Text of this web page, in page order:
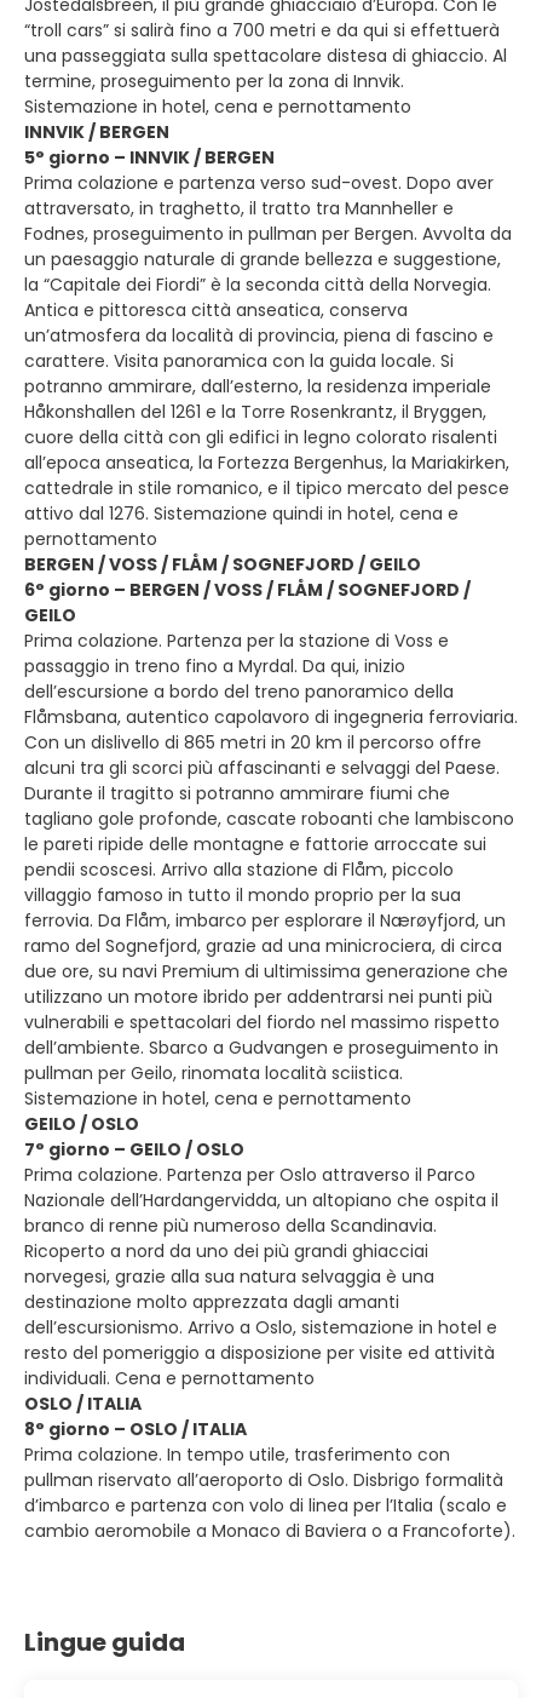
Jostedalsbreen, il più grande ghiacciaio d’Europa. Con le
“troll cars” si salirà fino a 700 metri e da qui si effettuerà
una passeggiata sulla spettacolare distesa di ghiaccio. Al
termine, proseguimento per la zona di Innvik.
Sistemazione in hotel, cena e pernottamento
INNVIK / BERGEN
5° giorno – INNVIK / BERGEN
Prima colazione e partenza verso sud-ovest. Dopo aver
attraversato, in traghetto, il tratto tra Mannheller e
Fodnes, proseguimento in pullman per Bergen. Avvolta da
un paesaggio naturale di grande bellezza e suggestione,
la “Capitale dei Fiordi” è la seconda città della Norvegia.
Antica e pittoresca città anseatica, conserva
un’atmosfera da località di provincia, piena di fascino e
carattere. Visita panoramica con la guida locale. Si
potranno ammirare, dall’esterno, la residenza imperiale
Håkonshallen del 1261 e la Torre Rosenkrantz, il Bryggen,
cuore della città con gli edifici in legno colorato risalenti
all’epoca anseatica, la Fortezza Bergenhus, la Mariakirken,
cattedrale in stile romanico, e il tipico mercato del pesce
attivo dal 1276. Sistemazione quindi in hotel, cena e
pernottamento
BERGEN / VOSS / FLÅM / SOGNEFJORD / GEILO
6° giorno – BERGEN / VOSS / FLÅM / SOGNEFJORD /
GEILO
Prima colazione. Partenza per la stazione di Voss e
passaggio in treno fino a Myrdal. Da qui, inizio
dell’escursione a bordo del treno panoramico della
Flåmsbana, autentico capolavoro di ingegneria ferroviaria.
Con un dislivello di 865 metri in 20 km il percorso offre
alcuni tra gli scorci più affascinanti e selvaggi del Paese.
Durante il tragitto si potranno ammirare fiumi che
tagliano gole profonde, cascate roboanti che lambiscono
le pareti ripide delle montagne e fattorie arroccate sui
pendii scoscesi. Arrivo alla stazione di Flåm, piccolo
villaggio famoso in tutto il mondo proprio per la sua
ferrovia. Da Flåm, imbarco per esplorare il Nærøyfjord, un
ramo del Sognefjord, grazie ad una minicrociera, di circa
due ore, su navi Premium di ultimissima generazione che
utilizzano un motore ibrido per addentrarsi nei punti più
vulnerabili e spettacolari del fiordo nel massimo rispetto
dell’ambiente. Sbarco a Gudvangen e proseguimento in
pullman per Geilo, rinomata località sciistica.
Sistemazione in hotel, cena e pernottamento
GEILO / OSLO
7° giorno – GEILO / OSLO
Prima colazione. Partenza per Oslo attraverso il Parco
Nazionale dell’Hardangervidda, un altopiano che ospita il
branco di renne più numeroso della Scandinavia.
Ricoperto a nord da uno dei più grandi ghiacciai
norvegesi, grazie alla sua natura selvaggia è una
destinazione molto apprezzata dagli amanti
dell’escursionismo. Arrivo a Oslo, sistemazione in hotel e
resto del pomeriggio a disposizione per visite ed attività
individuali. Cena e pernottamento
OSLO / ITALIA
8° giorno – OSLO / ITALIA
Prima colazione. In tempo utile, trasferimento con
pullman riservato all’aeroporto di Oslo. Disbrigo formalità
d’imbarco e partenza con volo di linea per l’Italia (scalo e
cambio aeromobile a Monaco di Baviera o a Francoforte).
Lingue guida